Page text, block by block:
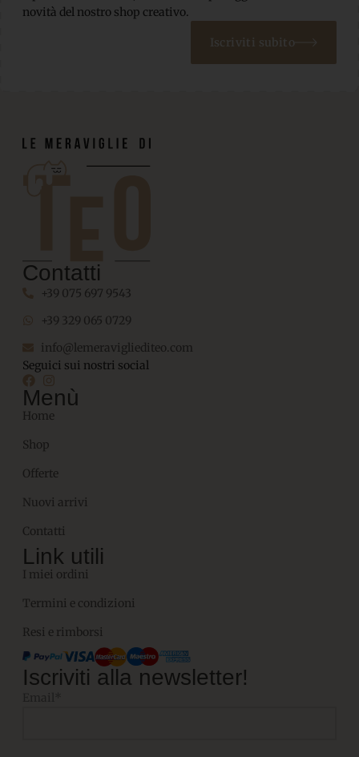
novità del nostro shop creativo.
Iscriviti subito
Contatti
+39 075 697 9543
+39 329 065 0729
info@lemeravigliediteo.com
Seguici sui nostri social
Menù
Home
Shop
Offerte
Nuovi arrivi
Contatti
Link utili
I miei ordini
Termini e condizioni
Resi e rimborsi
Iscriviti alla newsletter!